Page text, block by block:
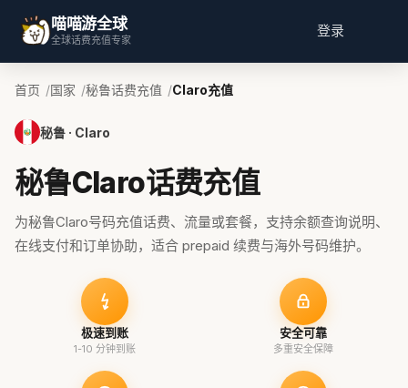
喵喵游全球
全球话费充值专家
登录
首页 国家 秘鲁话费充值 Claro充值
秘鲁 · Claro
秘鲁Claro话费充值
为秘鲁Claro号码充值话费、流量或套餐，支持余额查询说明、
在线支付和订单协助，适合 prepaid 续费与海外号码维护。
极速到账
1-10 分钟到账
安全可靠
多重安全保障